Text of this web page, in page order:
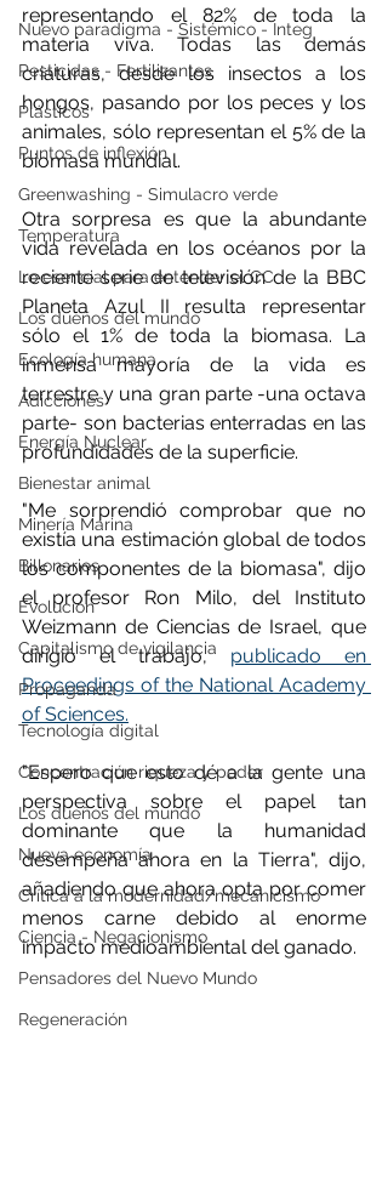
Nuevo paradigma - Sistémico - Integ
Pesticidas - Fertilizantes
Plásticos
Puntos de inflexión
Greenwashing - Simulacro verde
Temperatura
Lo esencial para entender el CC
Los dueños del mundo
Ecología humana
Adicciones
Energía Nuclear
Bienestar animal
Minería Marina
Billonarios
Evolución
Capitalismo de vigilancia
Propaganda
Tecnología digital
Concentración riqueza y poder
Los dueños del mundo
Nueva economía
Crítica a la modernidad/mecanicismo
Ciencia - Negacionismo
Pensadores del Nuevo Mundo
Regeneración
representando el 82% de toda la
materia viva. Todas las demás
criaturas, desde los insectos a los
hongos, pasando por los peces y los
animales, sólo representan el 5% de la
biomasa mundial.
Otra sorpresa es que la abundante
vida revelada en los océanos por la
reciente serie de televisión de la BBC
Planeta Azul II resulta representar
sólo el 1% de toda la biomasa. La
inmensa mayoría de la vida es
terrestre y una gran parte -una octava
parte- son bacterias enterradas en las
profundidades de la superficie.
"Me sorprendió comprobar que no
existía una estimación global de todos
los componentes de la biomasa", dijo
el profesor Ron Milo, del Instituto
Weizmann de Ciencias de Israel, que
dirigió el trabajo, publicado en
Proceedings of the National Academy
of Sciences.
"Espero que esto dé a la gente una
perspectiva sobre el papel tan
dominante que la humanidad
desempeña ahora en la Tierra", dijo,
añadiendo que ahora opta por comer
menos carne debido al enorme
impacto medioambiental del ganado.